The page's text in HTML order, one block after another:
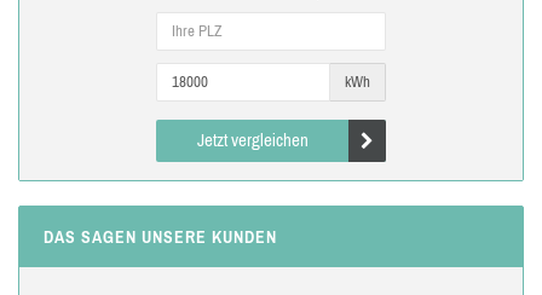
kWh
Jetzt vergleichen
DAS SAGEN UNSERE KUNDEN